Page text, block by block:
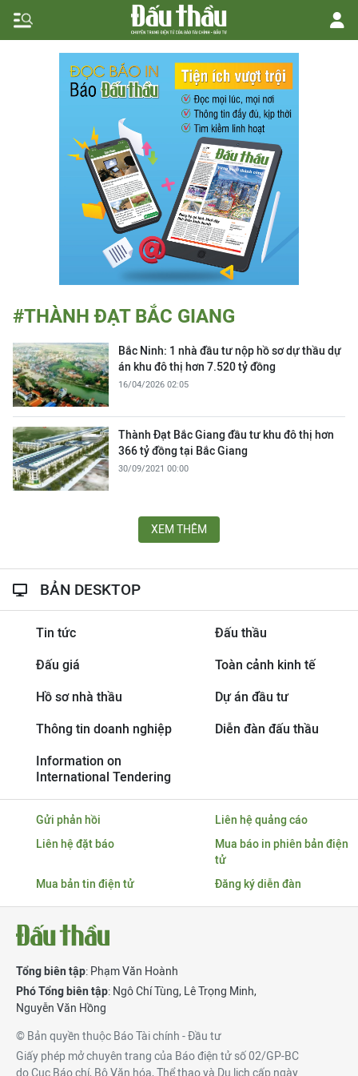
#THÀNH ĐẠT BẮC GIANG
Bắc Ninh: 1 nhà đầu tư nộp hồ sơ dự thầu dự
án khu đô thị hơn 7.520 tỷ đồng
16/04/2026 02:05
Thành Đạt Bắc Giang đầu tư khu đô thị hơn
366 tỷ đồng tại Bắc Giang
30/09/2021 00:00
XEM THÊM
BẢN DESKTOP
Tin tức Đấu thầu
Đấu giá Toàn cảnh kinh tế
Hồ sơ nhà thầu Dự án đầu tư
Thông tin doanh nghiệp Diễn đàn đấu thầu
Information on
International Tendering
Gửi phản hồi
Liên hệ quảng cáo
Liên hệ đặt báo
Mua báo in phiên bản điện
tử
Mua bản tin điện tử
Đăng ký diễn đàn
Tổng biên tập: Phạm Văn Hoành
Phó Tổng biên tập: Ngô Chí Tùng, Lê Trọng Minh,
Nguyễn Văn Hồng
© Bản quyền thuộc Báo Tài chính - Đầu tư
Giấy phép mở chuyên trang của Báo điện tử số 02/GP-BC
do Cục Báo chí, Bộ Văn hóa, Thể thao và Du lịch cấp ngày